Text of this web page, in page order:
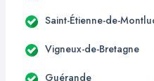
Saint-Étienne-de-
Vigneux-de-Bretagne
Guérande